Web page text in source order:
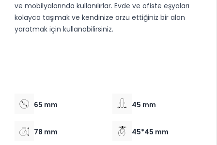
ve mobilyalarında kullanılırlar. Evde ve ofiste eşyaları
kolayca taşımak ve kendinize arzu ettiğiniz bir alan
yaratmak için kullanabilirsiniz.
65 mm 45 mm
78 mm 45*45 mm